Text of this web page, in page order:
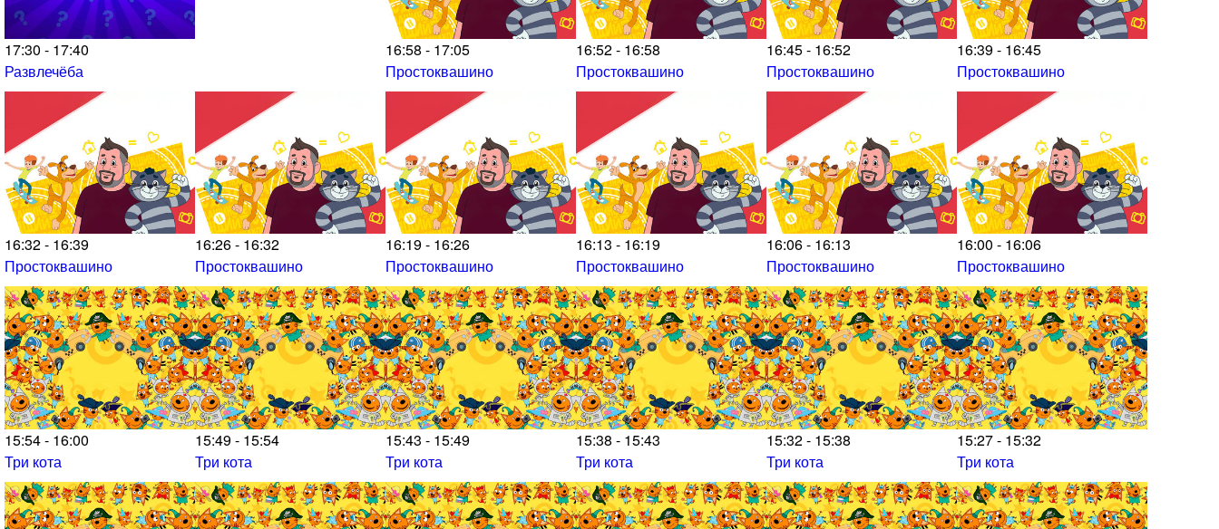
17:30 - 17:40
Развлечёба
16:58 - 17:05
Простоквашино
16:52 - 16:58
Простоквашино
16:45 - 16:52
Простоквашино
16:39 - 16:45
Простоквашино
16:32 - 16:39
Простоквашино
16:26 - 16:32
Простоквашино
16:19 - 16:26
Простоквашино
16:13 - 16:19
Простоквашино
16:06 - 16:13
Простоквашино
16:00 - 16:06
Простоквашино
15:54 - 16:00
Три кота
15:49 - 15:54
Три кота
15:43 - 15:49
Три кота
15:38 - 15:43
Три кота
15:32 - 15:38
Три кота
15:27 - 15:32
Три кота